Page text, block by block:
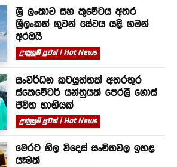
ශ්‍රී ලංකාව සහ කුවේටය අතර
ශ්‍රීලංකන් ගුවන් සේවය යළි ගමන්
අරඹයි
උණුසුම් පුවත් | Hot News
සංවර්ධන කටයුත්තක් අතරතුර
ස්කෙවේටර් යන්ත්‍රයක් පෙරලී ගොස්
ජීවිත හානියක්
උණුසුම් පුවත් | Hot News
මෙරට නිල විදෙස් සංචිතවල ඉහළ
යෑමක්